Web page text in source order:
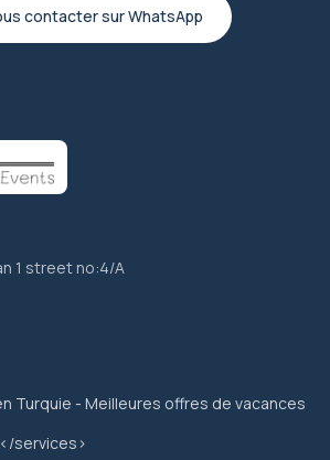
contacter sur WhatsApp
1 street no:4/A
Turquie - Meilleures offres de vacances
services>